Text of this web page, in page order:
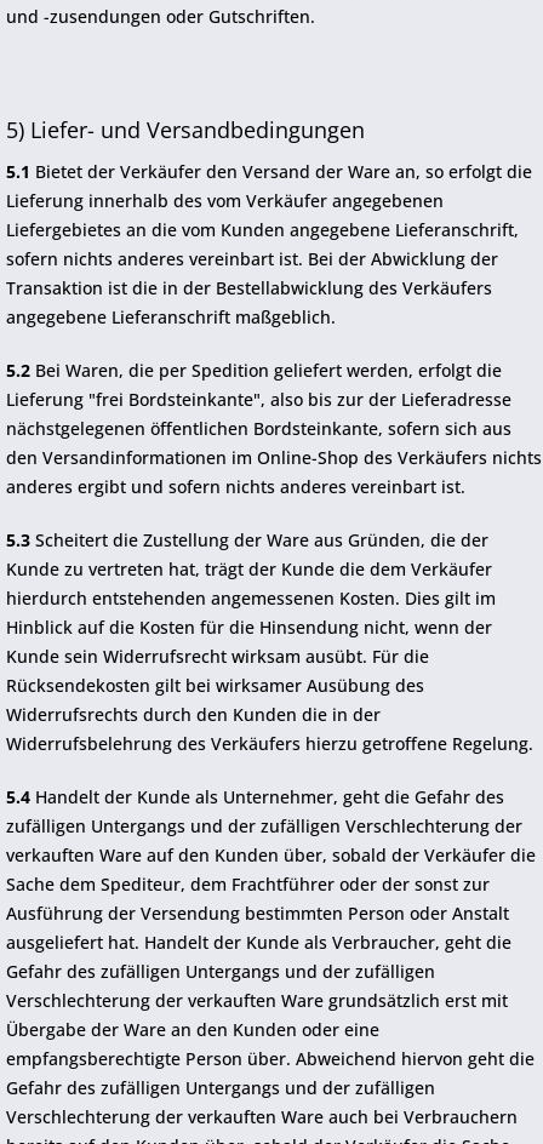
und -zusendungen oder Gutschriften.
5) Liefer- und Versandbedingungen
5.1 Bietet der Verkäufer den Versand der Ware an, so erfolgt die
Lieferung innerhalb des vom Verkäufer angegebenen
Liefergebietes an die vom Kunden angegebene Lieferanschrift,
sofern nichts anderes vereinbart ist. Bei der Abwicklung der
Transaktion ist die in der Bestellabwicklung des Verkäufers
angegebene Lieferanschrift maßgeblich.
5.2 Bei Waren, die per Spedition geliefert werden, erfolgt die
Lieferung "frei Bordsteinkante", also bis zur der Lieferadresse
nächstgelegenen öffentlichen Bordsteinkante, sofern sich aus
den Versandinformationen im Online-Shop des Verkäufers nichts
anderes ergibt und sofern nichts anderes vereinbart ist.
5.3 Scheitert die Zustellung der Ware aus Gründen, die der
Kunde zu vertreten hat, trägt der Kunde die dem Verkäufer
hierdurch entstehenden angemessenen Kosten. Dies gilt im
Hinblick auf die Kosten für die Hinsendung nicht, wenn der
Kunde sein Widerrufsrecht wirksam ausübt. Für die
Rücksendekosten gilt bei wirksamer Ausübung des
Widerrufsrechts durch den Kunden die in der
Widerrufsbelehrung des Verkäufers hierzu getroffene Regelung.
5.4 Handelt der Kunde als Unternehmer, geht die Gefahr des
zufälligen Untergangs und der zufälligen Verschlechterung der
verkauften Ware auf den Kunden über, sobald der Verkäufer die
Sache dem Spediteur, dem Frachtführer oder der sonst zur
Ausführung der Versendung bestimmten Person oder Anstalt
ausgeliefert hat. Handelt der Kunde als Verbraucher, geht die
Gefahr des zufälligen Untergangs und der zufälligen
Verschlechterung der verkauften Ware grundsätzlich erst mit
Übergabe der Ware an den Kunden oder eine
empfangsberechtigte Person über. Abweichend hiervon geht die
Gefahr des zufälligen Untergangs und der zufälligen
Verschlechterung der verkauften Ware auch bei Verbrauchern